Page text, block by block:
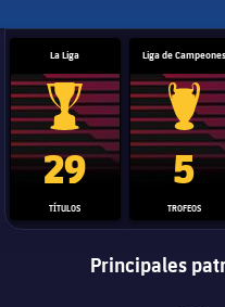
La Liga
Trofeo de La Liga
29
TÍTULOS
Liga de Campeones
5
TROFEOS
Principales